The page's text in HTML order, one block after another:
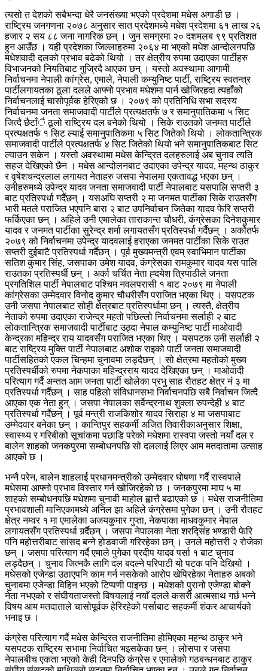
त्यसो त देशको सबैभन्दा धेरै जनसंख्या भएको प्रदेशमा मधेस अगाडी छ ।
राष्ट्रिय जनगणना २०७८ अनुसार सात प्रदेशमध्ये मधेश प्रदेशमा ६१ लाख २६
हजार २ सय ८८ जना नागरिक छन् । जुन समग्रमा २० दशमलब ९९ प्रतिशत
हुन आउँछ । यही प्रदेशका जिल्लाहरुमा २०६४ मा भएको मधेश आन्दोलनपछि
मधेशवादी दलको प्रभाव बढेको थियो । तर क्षेत्रीय रुपमा उदाएका पार्टीहरु
विभाजनको नियतिबाट गुज्रिदै आएका छन् । यस्तो अवस्थामा आगामी
निर्वाचनमा नेपाली कांग्रेस, एमाले, नेपाली कम्युनिष्ट पार्टी, राष्ट्रिय स्वतन्त्र
पार्टीलगायतका ठूला दलले आफ्नो प्रभाव मधेशमा पार्न खोजिरहदा त्यहाँको
निर्वाचनलाई चासोपूर्वक हेरिएको छ । २०७९ को प्रतिनिधि सभा सदस्य
निर्वाचनमा जनता समाजवादी पार्टीले प्रत्यक्षतर्फ ७ र समानुपातिकमा ५ सिट
जित्दै छैटाँै ठूलो राष्ट्रिय दल बनेको थियो । सिके राउतको जनमत पार्टीले
प्रत्यक्षतर्फ १ सिट ल्याई समानुपातिकमा ५ सिट जितेको थियो । लोकतान्त्रिक
समाजवादी पार्टीले प्रत्यक्षतर्फ ४ सिट जितेको थियो भने समानुपातिकबाट सिट
ल्याउन सकेन । यस्तो अवस्थामा मधेस केन्द्रित दलहरुलाई अब चुनाव त्यति
सहज देखिएको छैन । मधेस आन्दोलनबाट उदाएका उपेन्द्र यादव, महन्थ ठाकुर
र वृषेशचन्द्रलाल लगायत नेताहरु जसपा नेपालमा एकतावद्ध भएका छन् ।
उनीहरुमध्ये उपेन्द्र यादव जनता समाजवादी पार्टी नेपालबाट यसपालि सप्तरी ३
बाट प्रतिस्पर्धा गर्दैछन् । यसअघि सप्तरी २ मा जनमत पार्टीका सिके राउतसँग
भारी मतले पराजित भएपनि बारा २ बाट उपनिर्वाचन जितेका यादव फेरि सप्तरी
फर्किएका छन् । अहिले उनी एमालेका ताराकान्त चौधरी, कंग्रेसका दिनेशकुमार
यादव र जनमत पार्टीका सुरेन्द्र शर्मा लगायतसँग प्रतिस्पर्धा गर्दैछन् । अर्कोतर्फ
२०७९ को निर्वाचनमा उपेन्द्र यादवलाई हराएका जनमत पार्टीका सिके राउत
सप्तरी दुईबाटै प्रतिस्पर्धा गर्दैछन् । पूर्व मुख्यमन्त्री एवम् स्वाभिमान पार्टीका
सतिश कुमार सिंह, जसपाका उमेश यादव, कंग्रेसका रामकुमार यादव यस पालि
राउतका प्रतिस्पर्धी छन् । अर्का चर्चित नेता ह्दयेश त्रिपाठीले जनता
प्रगतिशिल पार्टी नेपालबाट पश्चिम नवलपरासी १ बाट २०७९ मा नेपाली
कांग्रेसका उम्मेदवार विनोद कुमार चौधरीसँग पराजित भएका थिए । यसपटक
उनी जसपा नेपालबाट सोही क्षेत्रबाट प्रतिस्पर्धामा छन् । त्यस्तै, क्षेत्रीय
नेताको रुपमा उदाएका राजेन्द्र महतो पछिल्लो निर्वाचनमा सर्लाही २ बाट
लोकतान्त्रिक समाजवादी पार्टीबाट उठ्दा नेपाल कम्युनिष्ट पार्टी माओवादी
केन्द्रका महिन्द्र राय यादवसँग पराजित भएका थिए । यसपटक उनी सर्लाही २
बाट राष्ट्रिय मुक्ति पार्टी नेपालबाट अशोक राइको पार्टी जनता समाजवादी
पार्टीसहितको एकल चिन्हमा चुनावमा लड्दैछन् । सो क्षेत्रमा महतोको मुख्य
प्रतिस्पर्धीको रुपमा नेकपाका महिन्द्रराय यादव देखिएका छन् । माओवादी
परित्याग गर्दै अन्तत आम जनता पार्टी खोलेका प्रभु साह रौतहट क्षेत्र नंं ३ मा
प्रतिस्पर्धा गर्दैछन् । साह पहिलो संविधानसभा निर्वाचनपछि सबै निर्वाचन जित्दै
आएका एक नेता हुन् । जसपा नेपालका सर्वेन्द्रनाथ शुक्ला रुपन्देही ४ बाट
प्रतिस्पर्धा गर्दैछन् । पूर्व मन्त्री राजकिशोर यादव सिराहा ४ मा जसपाबाट
उम्मेदवार बनेका छन् । कान्तिपुर सहकर्मी अजित तिवारीकाअनुसार शिक्षा,
स्वास्थ्य र गरिबीको सूचांकमा पछाडि परेको मधेशमा रास्वपा जस्तो नयाँ दल र
बालेन शाहको जनकपुरमा सम्बोधनपछि सो दललाई लिएर आम मतदातामा उत्साह
आएको छ ।
भन्नै परेन, बालेन शाहलाई प्रधानमन्त्रीको उम्मेदवार घोषणा गर्दै रास्वपाले
मधेसमा आफ्नो प्रभाव विस्तार गर्न खोजिरहेको छ । जनकपुरमा माघ ५ मा
शाहको सम्बोधनपछि मधेशमा चुनावी माहोल ह्वात्तै बढाएको छ । मधेस राजनीतिमा
प्रभावशाली मानिएकामध्ये अनिल झा अहिले कंग्रेसमा पुगेका छन् । उनी रौतहट
क्षेत्र नम्वर १ मा एमालेका अजयकुमार गुप्ता, नेकपाका माधवकुमार नेपाल
लगायतसँग प्रतिस्पर्धा गर्र्दैछन् । जसपा नेपालका नेता शरद्सिंह भण्डारी फेरि
पनि महोत्तरीबाट सांसद बन्ने होडवाजी गरिरहेका छन् । उनले महोत्तरी २ रोजेका
छन् । जसपा परित्याग गर्दै एमाले पुगेका प्रदीप यादव पर्सा १ बाट चुनाव
लड्दैछन् । चुनाव जित्नकै लागि दल बदल्ने परिपाटी यो पटक पनि देखियो ।
मधेसको एजेन्डा उठाएपनि काम गर्न नसकेको आरोप खेपिरहेका नेताहरु अबको
चुनावमा एजेन्डा विहिन भएको टिप्पणी पाइन्छ । मधेशको पुरानो एजेण्डा बोक्ने
नेता नभएको र संघीयताजस्तो विषयलाई नयाँ दलले कसरी आत्मसाथ गर्छ भन्ने
विषय आम मतदाताले चासोपूर्वक हेरिरहेको पर्साबाट सहकर्मी शंकर आचार्यको
भनाइ छ ।
कंग्रेस परित्याग गर्दै मधेस केन्द्रित राजनीतिमा होमिएका महन्थ ठाकुर भने
यसपटक राष्ट्रिय सभामा निर्वाचित भइसकेका छन् । लोसपा र जसपा
नेपालबीच एकता भएको केही दिनपछि कंग्रेस र एमालेको गठबन्धनबाट ठाकुर